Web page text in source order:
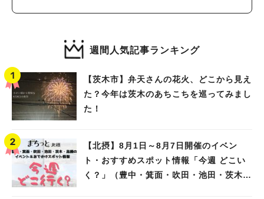
週間人気記事ランキング
【茨木市】弁天さんの花火、どこから見え
た？今年は茨木のあちこちを巡ってみまし
た！
【北摂】8月1日～8月7日開催のイベン
ト・おすすめスポット情報「今週 どこい
く？」（豊中・箕面・吹田・池田・茨木・